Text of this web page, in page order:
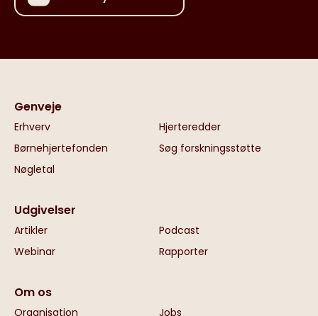
Genveje
Erhverv
Hjerteredder
Børnehjertefonden
Søg forskningsstøtte
Nøgletal
Udgivelser
Artikler
Podcast
Webinar
Rapporter
Om os
Organisation Jobs